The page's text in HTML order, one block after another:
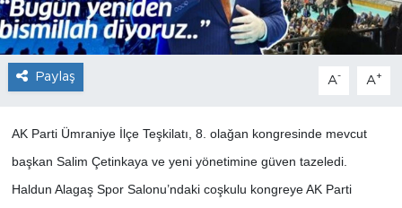
Paylaş A- A+
AK Parti Ümraniye İlçe Teşkilatı, 8. olağan kongresinde mevcut
başkan Salim Çetinkaya ve yeni yönetimine güven tazeledi.
Haldun Alagaş Spor Salonu’ndaki coşkulu kongreye AK Parti